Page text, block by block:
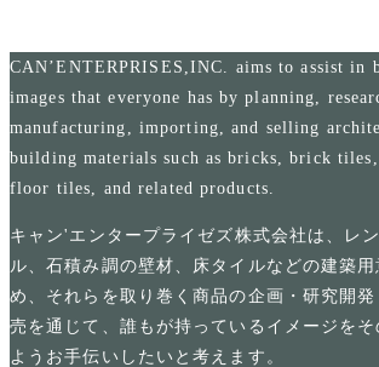
CAN’ENTERPRISES,INC. aims to assist
images that everyone has by planning,
manufacturing, importing, and selling
building materials such as bricks, brick tiles,
floor tiles, and related products.
キャン'エンタープライゼズ株式会社は、レ
ル、石積み調の壁材、床タイルなどの建築
め、それらを取り巻く商品の企画・研究開発
売を通じて、誰もが持っているイメージをそ
ようお手伝いしたいと考えます。